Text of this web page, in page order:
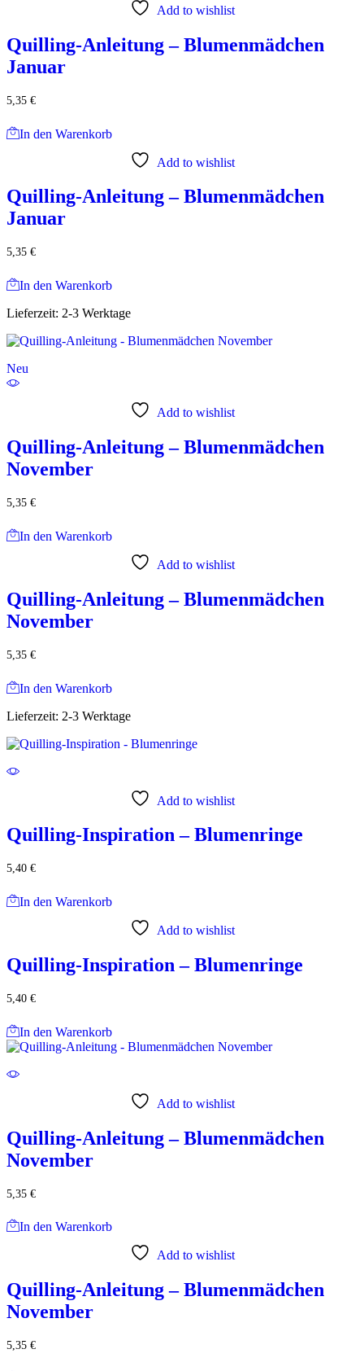
Add to wishlist
Quilling-Anleitung – Blumenmädchen
Januar
5,35 €
In den Warenkorb
Add to wishlist
Quilling-Anleitung – Blumenmädchen
Januar
5,35 €
In den Warenkorb
Lieferzeit: 2-3 Werktage
Neu
Add to wishlist
Quilling-Anleitung – Blumenmädchen
November
5,35 €
In den Warenkorb
Add to wishlist
Quilling-Anleitung – Blumenmädchen
November
5,35 €
In den Warenkorb
Lieferzeit: 2-3 Werktage
Add to wishlist
Quilling-Inspiration – Blumenringe
5,40 €
In den Warenkorb
Add to wishlist
Quilling-Inspiration – Blumenringe
5,40 €
In den Warenkorb
Add to wishlist
Quilling-Anleitung – Blumenmädchen
November
5,35 €
In den Warenkorb
Add to wishlist
Quilling-Anleitung – Blumenmädchen
November
5,35 €